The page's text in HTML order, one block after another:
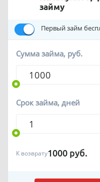
займу
Первый займ
Сумма займа, руб.
Срок займа, дней
К возврату1000 руб.